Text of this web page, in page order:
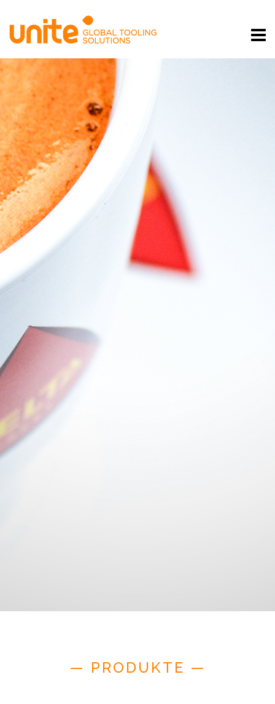
— PRODUKTE —